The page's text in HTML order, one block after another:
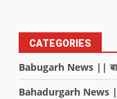
CATEGORIES
Babugarh News ||
Bahadurgarh News |